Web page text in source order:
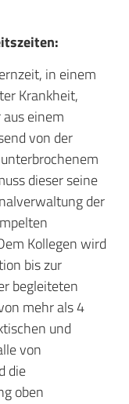
in einem
Krankheit,
einem
von der
dieser seine
der
Kollegen wird
bis zur
begleiteten
mehr als 4
und
von
die
oben